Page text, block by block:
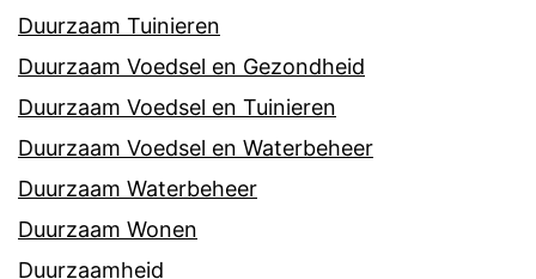
Duurzaam Tuinieren
Duurzaam Voedsel en Gezondheid
Duurzaam Voedsel en Tuinieren
Duurzaam Voedsel en Waterbeheer
Duurzaam Waterbeheer
Duurzaam Wonen
Duurzaamheid